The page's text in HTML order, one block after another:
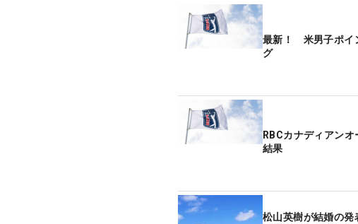
最新！ 米男子ポイ
グ
RBCカナディアン
結果
松山英樹が結婚の発